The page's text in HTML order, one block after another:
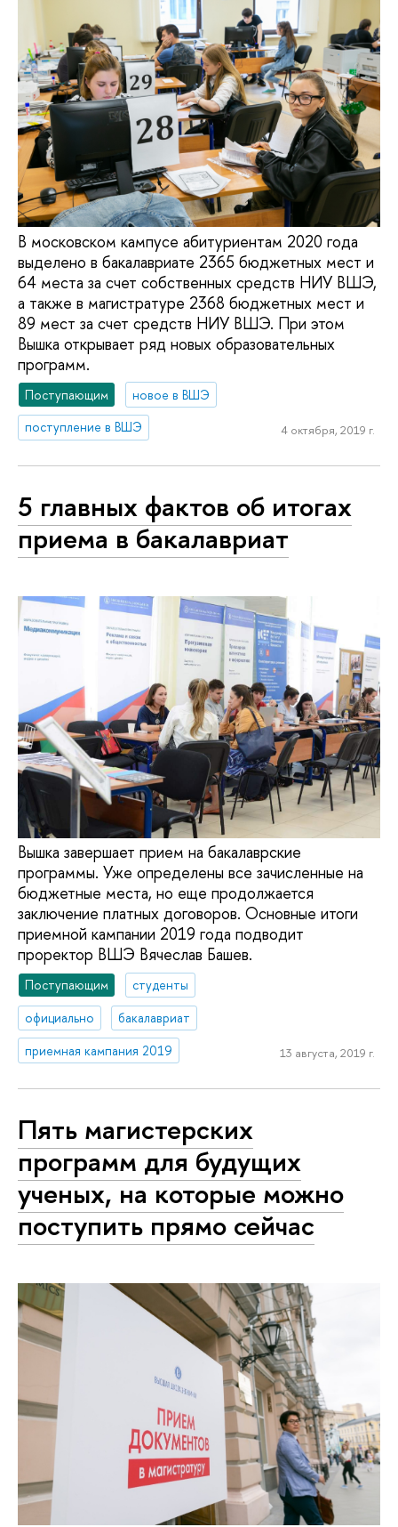
В московском кампусе абитуриентам 2020 года
выделено в бакалавриате 2365 бюджетных мест и
64 места за счет собственных средств НИУ ВШЭ,
а также в магистратуре 2368 бюджетных мест и
89 мест за счет средств НИУ ВШЭ. При этом
Вышка открывает ряд новых образовательных
программ.
Поступающим
новое в ВШЭ
поступление в ВШЭ
4 октября, 2019 г.
5 главных фактов об итогах
приема в бакалавриат
Вышка завершает прием на бакалаврские
программы. Уже определены все зачисленные на
бюджетные места, но еще продолжается
заключение платных договоров. Основные итоги
приемной кампании 2019 года подводит
проректор ВШЭ Вячеслав Башев.
Поступающим
студенты
официально
бакалавриат
приемная кампания 2019
13 августа, 2019 г.
Пять магистерских
программ для будущих
ученых, на которые можно
поступить прямо сейчас